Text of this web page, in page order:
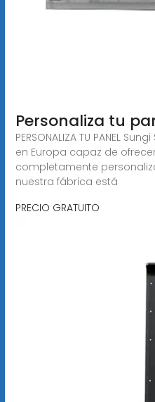
Personaliza tu
PERSONALIZA TU PANEL
en Europa capaz de
completamente
nuestra fábrica está
PRECIO GRATUITO